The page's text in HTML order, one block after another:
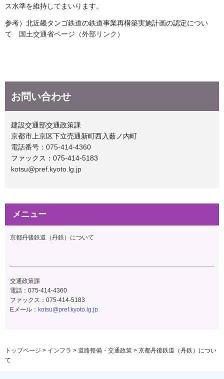
ス水準を維持してまいります。
参考）北近畿タンゴ鉄道の鉄道事業再構築実施計画の認定につい
て
国土交通省ページ（外部リンク）
お問い合わせ
建設交通部交通政策課
京都市上京区下立売通新町西入薮ノ内町
電話番号：075-414-4360
ファックス：075-414-5183
kotsu@pref.kyoto.lg.jp
メニュー
京都丹後鉄道（丹鉄）について
交通政策課
電話：075-414-4360
ファックス：075-414-5183
Eメール： kotsu@pref.kyoto.lg.jp
トップページ > インフラ > 道路整備・交通政策 > 京都丹後鉄道（丹鉄）につい
て